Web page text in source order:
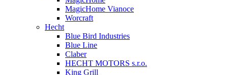
MagicHome Vianoce
Worcraft
Hecht
Blue Bird Industries
Blue Line
Claber
HECHT MOTORS s.r.o.
King Grill